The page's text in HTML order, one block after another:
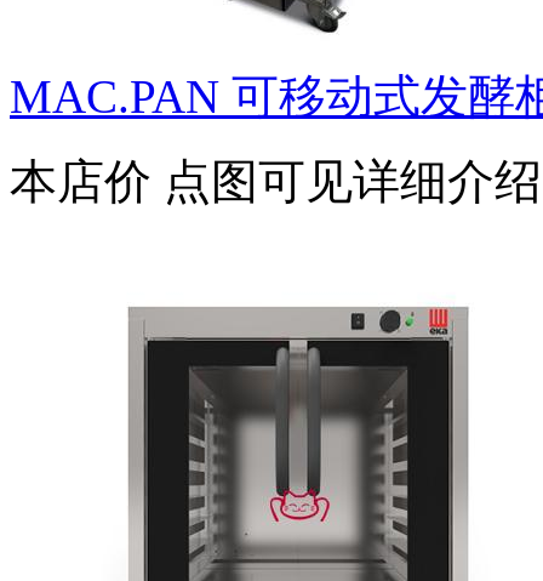
MAC.PAN 可移动式发酵
本店价 点图可见详细介绍